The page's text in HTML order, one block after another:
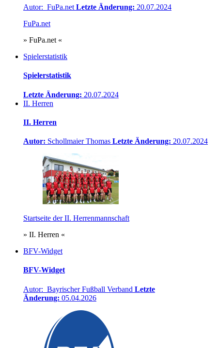
Autor: FuPa.net Letzte Änderung: 20.07.2024
FuPa.net
» FuPa.net «
Spielerstatistik
Spielerstatistik
Letzte Änderung: 20.07.2024
II. Herren
II. Herren
Autor: Schollmaier Thomas Letzte Änderung: 20.07.2024
Startseite der II. Herrenmannschaft
» II. Herren «
BFV-Widget
BFV-Widget
Autor: Bayrischer Fußball Verband Letzte
Änderung: 05.04.2026